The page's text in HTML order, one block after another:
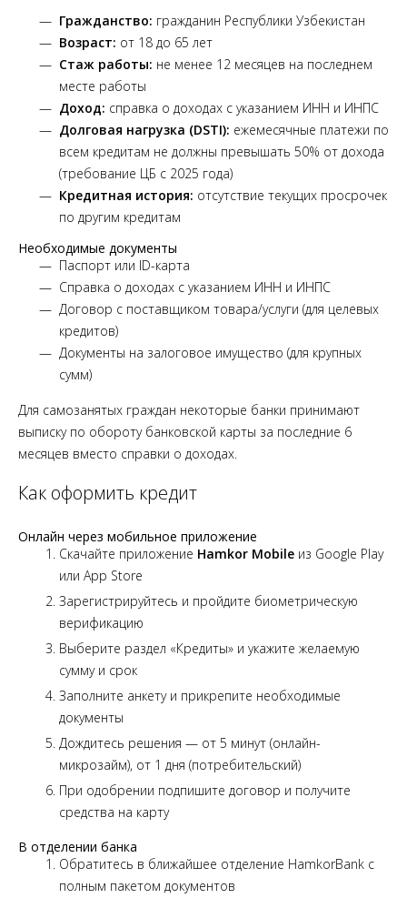
Гражданство: гражданин Республики Узбекистан
Возраст: от 18 до 65 лет
Стаж работы: не менее 12 месяцев на последнем
месте работы
Доход: справка о доходах с указанием ИНН и ИНПС
Долговая нагрузка (DSTI): ежемесячные платежи по
всем кредитам не должны превышать 50% от дохода
(требование ЦБ с 2025 года)
Кредитная история: отсутствие текущих просрочек
по другим кредитам
Необходимые документы
Паспорт или ID-карта
Справка о доходах с указанием ИНН и ИНПС
Договор с поставщиком товара/услуги (для целевых
кредитов)
Документы на залоговое имущество (для крупных
сумм)
Для самозанятых граждан некоторые банки принимают
выписку по обороту банковской карты за последние 6
месяцев вместо справки о доходах.
Как оформить кредит
Онлайн через мобильное приложение
Скачайте приложение Hamkor Mobile из Google Play
или App Store
Зарегистрируйтесь и пройдите биометрическую
верификацию
Выберите раздел «Кредиты» и укажите желаемую
сумму и срок
Заполните анкету и прикрепите необходимые
документы
Дождитесь решения — от 5 минут (онлайн-
микрозайм), от 1 дня (потребительский)
При одобрении подпишите договор и получите
средства на карту
В отделении банка
Обратитесь в ближайшее отделение HamkorBank с
полным пакетом документов